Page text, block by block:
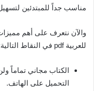
مناسب جداً للمبتدئين لتسهيل
والآن نتعرف على أهم
للعربية pdf في النقاط التالية:
الكتاب مجاني تماماً
التحميل على الهاتف.